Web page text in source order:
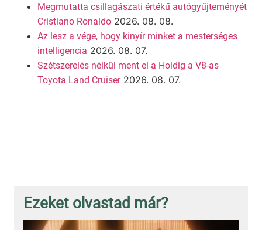
Megmutatta csillagászati értékű autógyűjteményét
Cristiano Ronaldo 2026. 08. 08.
Az lesz a vége, hogy kinyír minket a mesterséges
intelligencia 2026. 08. 07.
Szétszerelés nélkül ment el a Holdig a V8-as
Toyota Land Cruiser 2026. 08. 07.
Ezeket olvastad már?